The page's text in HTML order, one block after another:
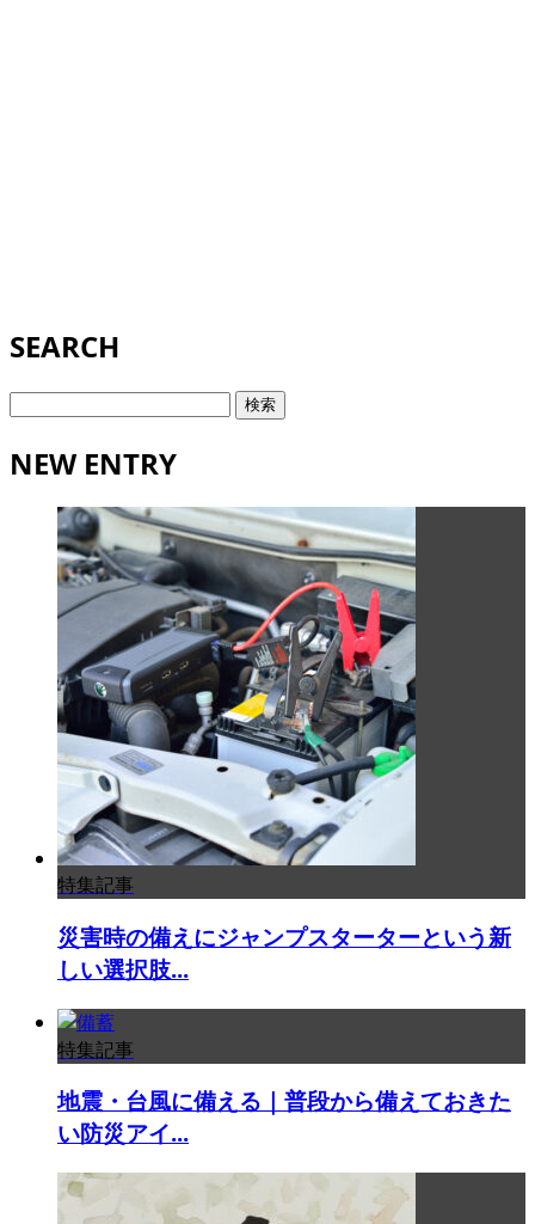
SEARCH
検
NEW ENTRY
特集記事
災害時の備えにジャンプスターターという新
しい選択肢...
特集記事
地震・台風に備える｜普段から備えておきた
い防災アイ...